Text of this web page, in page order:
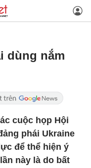
dùng nắm
cuộc họp Hội
phái Ukraine
để thể hiện ý
này là do bất